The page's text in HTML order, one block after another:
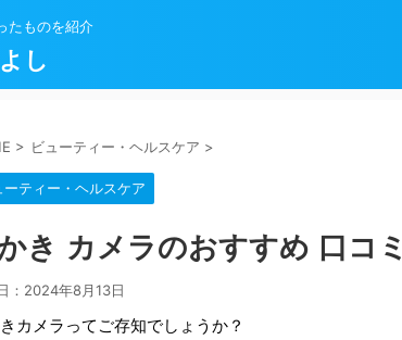
たものを紹介
し
> ビューティー・ヘルスケア >
ーティー・ヘルスケア
き カメラのおすすめ 口コ
： 2024年8月13日
カメラってご存知でしょうか？